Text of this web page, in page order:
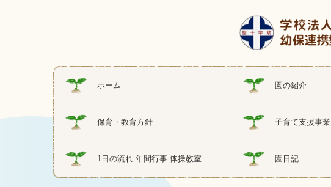
ホーム 園の紹介
保育・教育方針 子育て支援事業
1日の流れ 年間行事 体操教室 園日記